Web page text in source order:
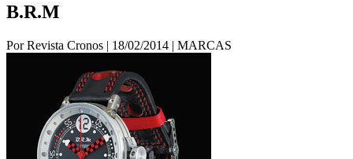
B.R.M
Por Revista Cronos | 18/02/2014 | MARCAS